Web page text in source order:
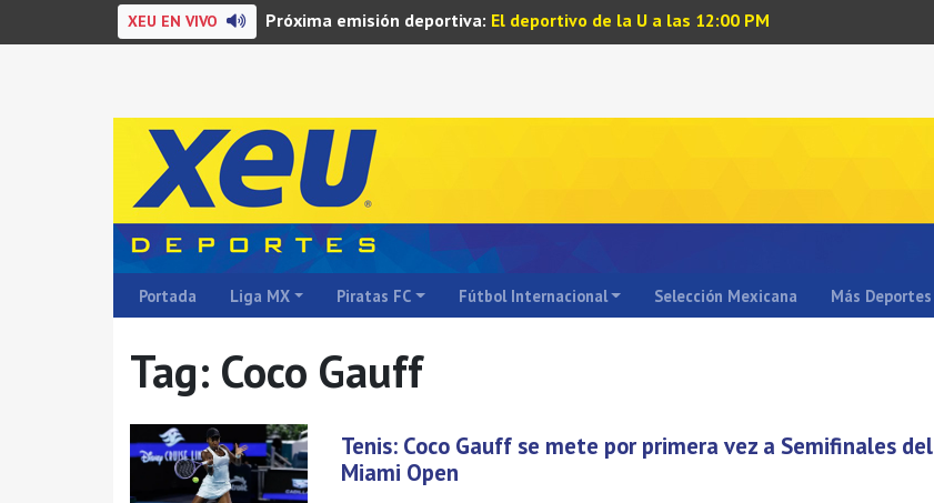
XEU EN VIVO Próxima emisión deportiva: El deportivo de la U a las 12:00 PM
Portada Liga MX Piratas FC Fútbol Internacional Selección Mexicana Más Deportes
Tag: Coco Gauff
Tenis: Coco Gauff se mete por primera vez a Semifinales del
Miami Open